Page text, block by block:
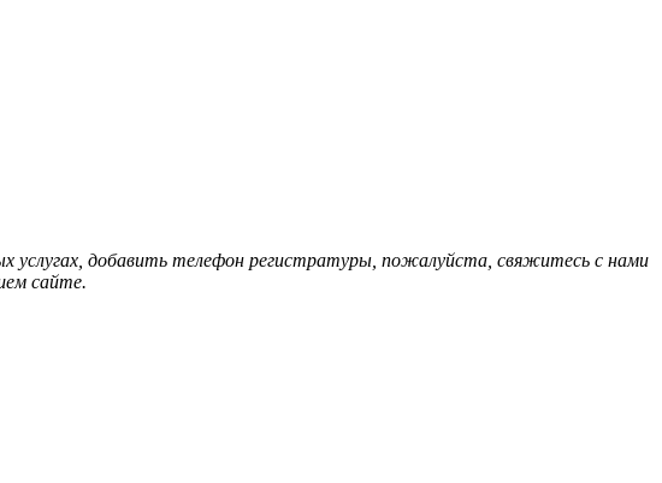
услугах, добавить телефон регистратуры, пожалуйста, свяжитесь с нами
сайте.